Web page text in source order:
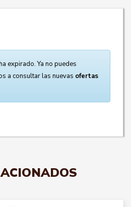
expirado. Ya no puedes
a consultar las nuevas ofertas